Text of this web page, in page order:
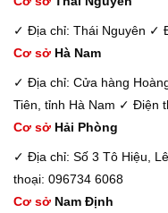
✓ Địa chỉ: Thái Nguyên ✓
Cơ sở Hà Nam
✓ Địa chỉ: Cửa hàng
Tiên, tỉnh Hà Nam ✓ Điện
Cơ sở Hải Phòng
✓ Địa chỉ: Số 3 Tô Hiệu,
thoại: 096734 6068
Cơ sở Nam Định